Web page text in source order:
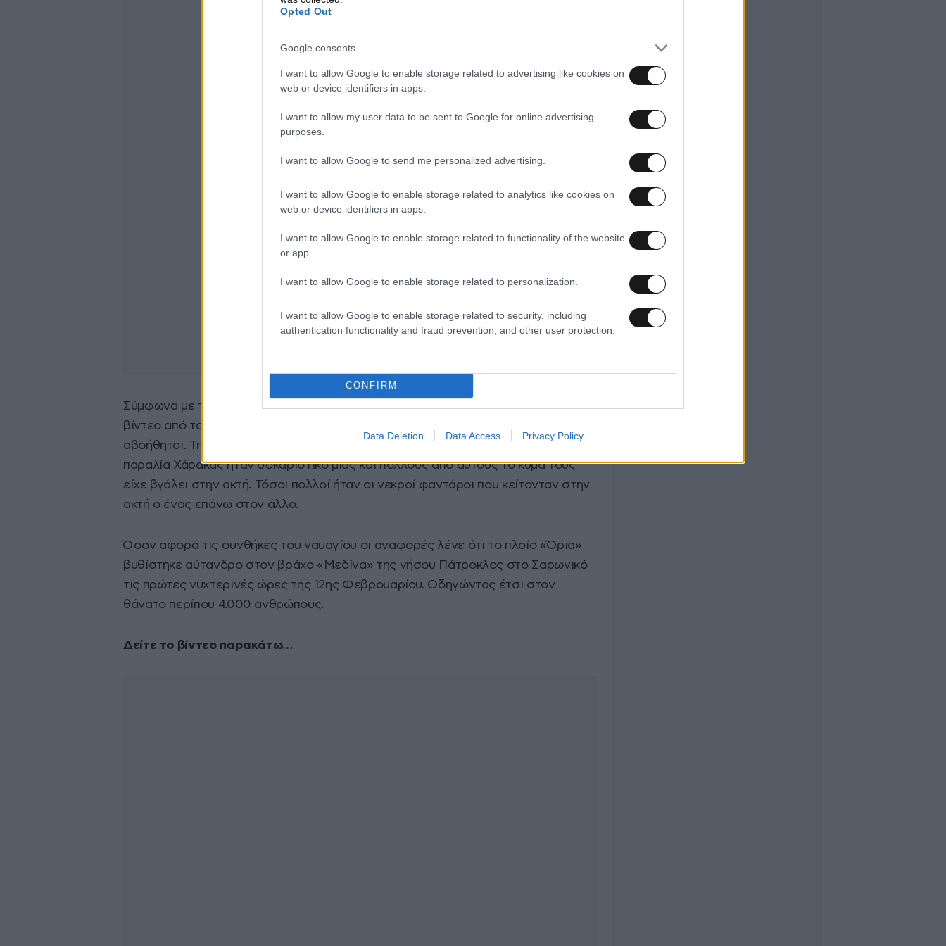
Opted Out
Google consents
I want to allow Google to enable storage related to advertising like cookies on
web or device identifiers in apps.
I want to allow my user data to be sent to Google for online advertising
purposes.
I want to allow Google to send me personalized advertising.
I want to allow Google to enable storage related to analytics like cookies on
web or device identifiers in apps.
I want to allow Google to enable storage related to functionality of the website
or app.
I want to allow Google to enable storage related to personalization.
I want to allow Google to enable storage related to security, including
authentication functionality and fraud prevention, and other user protection.
CONFIRM
Data Deletion Data Access Privacy Policy
Σύμφωνα με το κανάλι του YoutubeUpdronesπου έχει δημοσιεύσει σχετικό
βίντεο από το νησί, οι Γερμανοί άφησαν τους Ιταλούς αιχμαλώτους να πνιγούν
αβοήθητοι. Την επόμενη μέρα το πρωί το θέαμα με τους νεκρούς στρατιώτες στην
παραλία Χάρακας ήταν σοκαριστικό μιας και πολλούς από αυτούς το κύμα τους
είχε βγάλει στην ακτή. Τόσοι πολλοί ήταν οι νεκροί φαντάροι που κείτονταν στην
ακτή ο ένας επάνω στον άλλο.
Όσον αφορά τις συνθήκες του ναυαγίου οι αναφορές λένε ότι το πλοίο «Όρια»
βυθίστηκε αύτανδρο στον βράχο «Μεδίνα» της νήσου Πάτροκλος στο Σαρωνικό
τις πρώτες νυχτερινές ώρες της 12ης Φεβρουαρίου. Οδηγώντας έτσι στον
θάνατο περίπου 4.000 ανθρώπους.
Δείτε το βίντεο παρακάτω…